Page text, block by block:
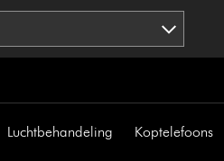
Luchtbehandeling Koptelefoons